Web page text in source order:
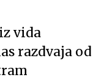
vida
razdvaja od